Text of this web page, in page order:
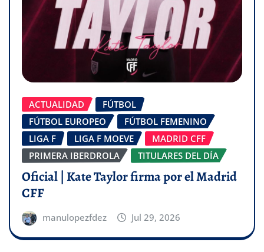
ACTUALIDAD
FÚTBOL
FÚTBOL EUROPEO
FÚTBOL FEMENINO
LIGA F
LIGA F MOEVE
MADRID CFF
PRIMERA IBERDROLA
TITULARES DEL DÍA
Oficial | Kate Taylor firma por el Madrid
CFF
manulopezfdez Jul 29, 2026